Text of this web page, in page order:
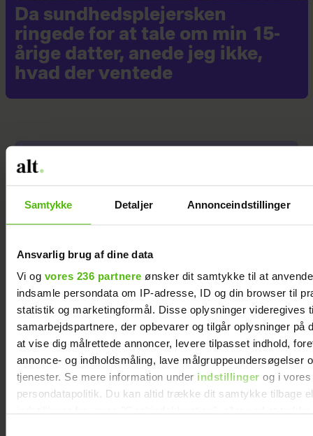
Samtykke Detaljer Annonceindstillinger
Ansvarlig brug af dine data
Vi og vores 236 partnere ønsker dit samtykke til at
indsamle persondata om IP-adresse, ID og din browser til
statistik og marketingformål. Disse oplysninger videregives
samarbejdspartnere, der opbevarer og tilgår oplysninger på
at vise dig målrettede annoncer, levere tilpasset indhold,
annonce- og indholdsmåling, lave målgruppeundersøgelser
tjenester. Se mere information under indstillinger og i vores
persondatapolitik. Du kan altid trække dit samtykke tilbage
Da sundhedsplejersken
ringede for at tale om min 15-
årige datter, anede jeg ikke,
hvad der ventede
Clara Wölck undertrykte sin
vrede som barn for at
beskytte sin mor: "Du
bekymrede dig i forvejen
meget"